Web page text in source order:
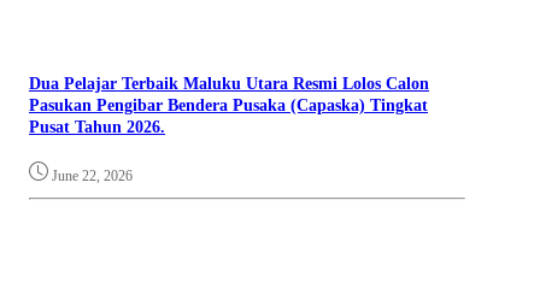
Dua Pelajar Terbaik Maluku Utara Resmi Lolos Calon
Pasukan Pengibar Bendera Pusaka (Capaska) Tingkat
Pusat Tahun 2026.
June 22, 2026